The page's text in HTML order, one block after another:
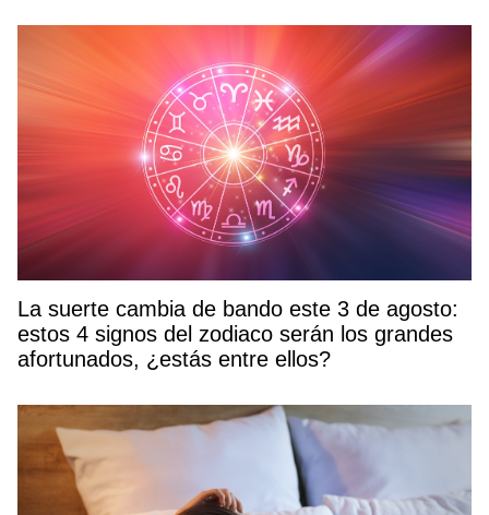
La suerte cambia de bando este 3 de agosto:
estos 4 signos del zodiaco serán los grandes
afortunados, ¿estás entre ellos?